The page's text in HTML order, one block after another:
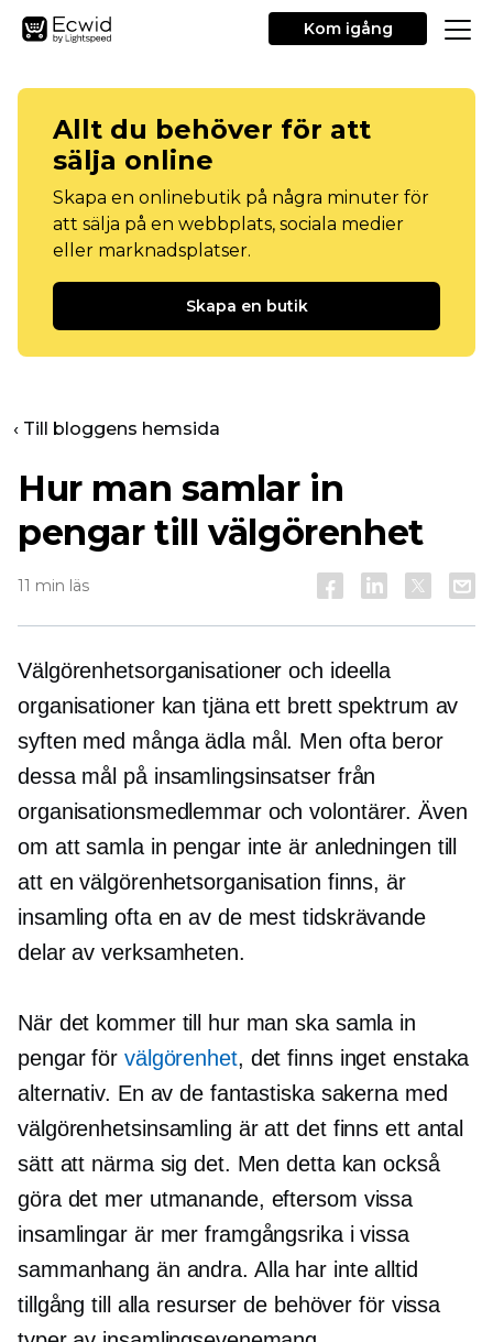
Kom igång
Allt du behöver för att
sälja online
Skapa en onlinebutik på några minuter för
att sälja på en webbplats, sociala medier
eller marknadsplatser.
Skapa en butik
‹ Till bloggens hemsida
Hur man samlar in
pengar till välgörenhet
11 min läs
Välgörenhetsorganisationer och ideella
organisationer kan tjäna ett brett spektrum av
syften med många ädla mål. Men ofta beror
dessa mål på insamlingsinsatser från
organisationsmedlemmar och volontärer. Även
om att samla in pengar inte är anledningen till
att en välgörenhetsorganisation finns, är
insamling ofta en av de mesttidskrävande
delar av verksamheten.
När det kommer till hur man ska samla in
pengar för välgörenhet, det finns inget enstaka
alternativ. En av de fantastiska sakerna med
välgörenhetsinsamling är att det finns ett antal
sätt att närma sig det. Men detta kan också
göra det mer utmanande, eftersom vissa
insamlingar är mer framgångsrika i vissa
sammanhang än andra. Alla har inte alltid
tillgång till alla resurser de behöver för vissa